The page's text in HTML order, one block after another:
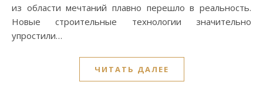
из области мечтаний плавно перешло в реальность.
Новые строительные технологии значительно
упростили…
ЧИТАТЬ ДАЛЕЕ